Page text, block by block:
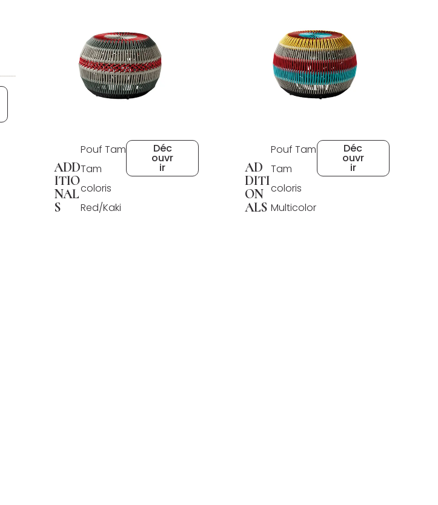
ADD
ITIO
NAL
S
Pouf Tam
Tam
coloris
Red/Kaki
Déc
ouvr
ir
AD
DITI
ON
ALS
Pouf Tam
Tam
coloris
Multicolor
Déc
ouvr
ir